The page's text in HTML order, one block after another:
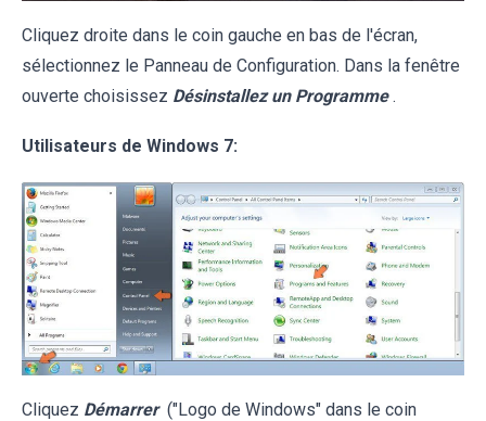
Cliquez droite dans le coin gauche en bas de l'écran,
sélectionnez le Panneau de Configuration. Dans la fenêtre
ouverte choisissez Désinstallez un Programme .
Utilisateurs de Windows 7:
Cliquez Démarrer ("Logo de Windows" dans le coin